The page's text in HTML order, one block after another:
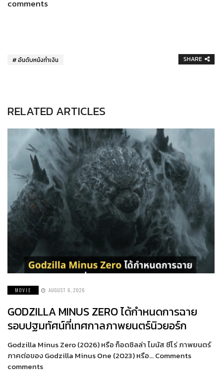
comments
อันดับหนังทำเงิน SHARE
RELATED ARTICLES
MOVIE AUGUST 6, 2026
GODZILLA MINUS ZERO ได้กำหนดการฉาย
รอบปฐมทัศน์ที่เทศกาลภาพยนตร์นิวยอร์ก
Godzilla Minus Zero (2026) หรือ ก็อดซิลล่า ไมนัส ซีโร่ ภาพยนตร์
ภาคต่อของ Godzilla Minus One (2023) หรือ… Comments
comments